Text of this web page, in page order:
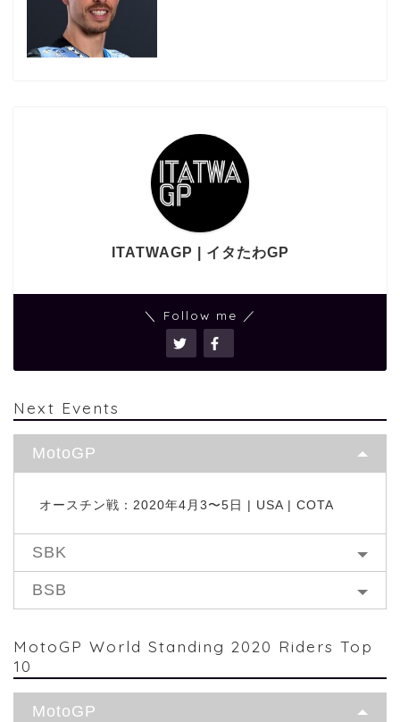
ITATWAGP | イタたわGP
＼ Follow me ／
Next Events
MotoGP
オースチン戦：2020年4月3〜5日 | USA | COTA
SBK
BSB
MotoGP World Standing 2020 Riders Top
10
MotoGP